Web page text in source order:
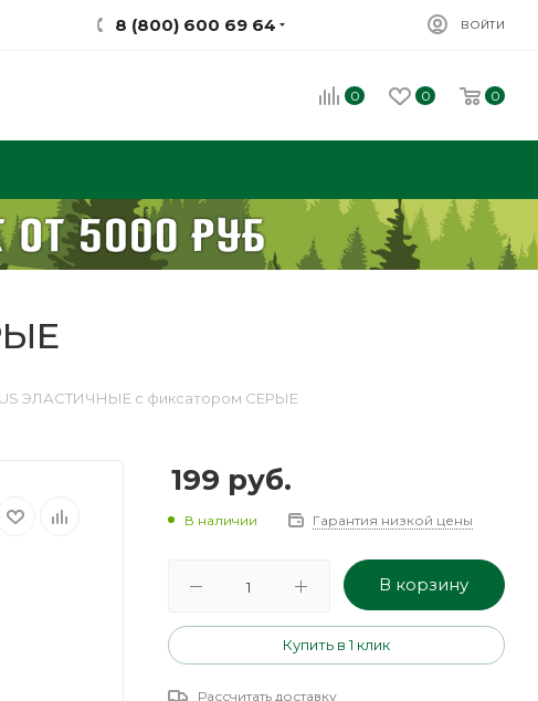
8 (800) 600 69 64 ВОЙТИ
0 0 0
ЭЛАСТИЧНЫЕ с фиксатором СЕРЫЕ
199 руб.
В наличии Гарантия низкой цены
В корзину
Купить в 1 клик
Рассчитать доставку